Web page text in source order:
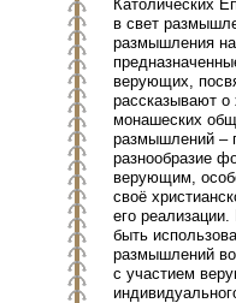
Католических
в свет
размышления на
верующих,
рассказывают о
монашеских
размышлений –
разнообразие
верующим,
своё
его
быть
размышлений
с участием